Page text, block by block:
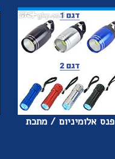
פנס אלומיניום / מתכת